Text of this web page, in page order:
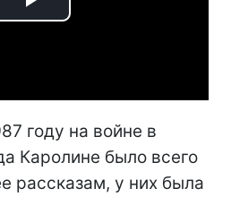
Play
году на войне в
Каролине было всего
рассказам, у них была